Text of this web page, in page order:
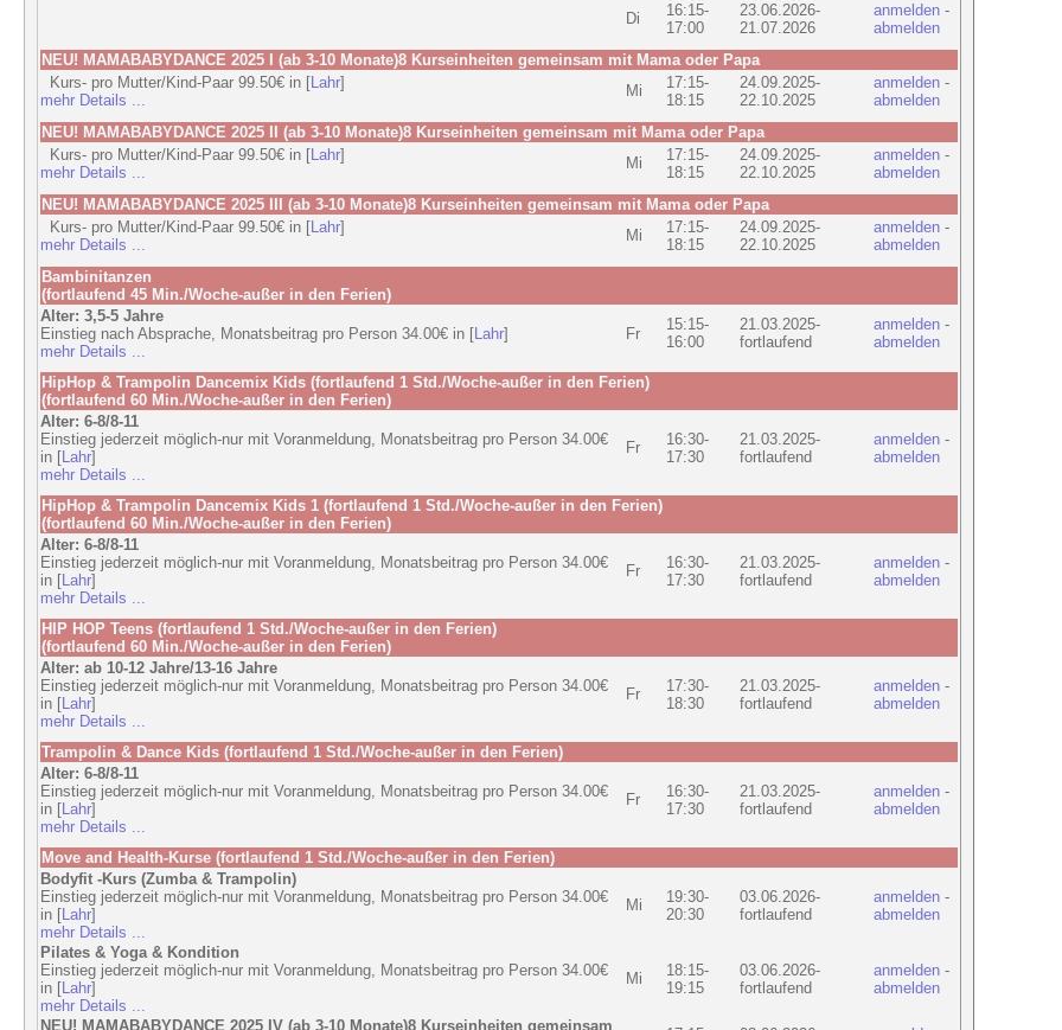
Di
16:15-
17:00
23.06.2026-
21.07.2026
anmelden -
abmelden
NEU! MAMABABYDANCE 2025 I (ab 3-10 Monate)8 Kurseinheiten gemeinsam mit Mama oder Papa
Kurs- pro Mutter/Kind-Paar 99.50€ in [Lahr]
mehr Details ...
Mi
17:15-
18:15
24.09.2025-
22.10.2025
anmelden -
abmelden
NEU! MAMABABYDANCE 2025 II (ab 3-10 Monate)8 Kurseinheiten gemeinsam mit Mama oder Papa
Kurs- pro Mutter/Kind-Paar 99.50€ in [Lahr]
mehr Details ...
Mi
17:15-
18:15
24.09.2025-
22.10.2025
anmelden -
abmelden
NEU! MAMABABYDANCE 2025 III (ab 3-10 Monate)8 Kurseinheiten gemeinsam mit Mama oder Papa
Kurs- pro Mutter/Kind-Paar 99.50€ in [Lahr]
mehr Details ...
Mi
17:15-
18:15
24.09.2025-
22.10.2025
anmelden -
abmelden
Bambinitanzen
(fortlaufend 45 Min./Woche-außer in den Ferien)
Alter: 3,5-5 Jahre
Einstieg nach Absprache, Monatsbeitrag pro Person 34.00€ in [Lahr]
mehr Details ...
Fr
15:15-
16:00
21.03.2025-
fortlaufend
anmelden -
abmelden
HipHop & Trampolin Dancemix Kids (fortlaufend 1 Std./Woche-außer in den Ferien)
(fortlaufend 60 Min./Woche-außer in den Ferien)
Alter: 6-8/8-11
Einstieg jederzeit möglich-nur mit Voranmeldung, Monatsbeitrag pro Person 34.00€
in [Lahr]
mehr Details ...
Fr
16:30-
17:30
21.03.2025-
fortlaufend
anmelden -
abmelden
HipHop & Trampolin Dancemix Kids 1 (fortlaufend 1 Std./Woche-außer in den Ferien)
(fortlaufend 60 Min./Woche-außer in den Ferien)
Alter: 6-8/8-11
Einstieg jederzeit möglich-nur mit Voranmeldung, Monatsbeitrag pro Person 34.00€
in [Lahr]
mehr Details ...
Fr
16:30-
17:30
21.03.2025-
fortlaufend
anmelden -
abmelden
HIP HOP Teens (fortlaufend 1 Std./Woche-außer in den Ferien)
(fortlaufend 60 Min./Woche-außer in den Ferien)
Alter: ab 10-12 Jahre/13-16 Jahre
Einstieg jederzeit möglich-nur mit Voranmeldung, Monatsbeitrag pro Person 34.00€
in [Lahr]
mehr Details ...
Fr
17:30-
18:30
21.03.2025-
fortlaufend
anmelden -
abmelden
Trampolin & Dance Kids (fortlaufend 1 Std./Woche-außer in den Ferien)
Alter: 6-8/8-11
Einstieg jederzeit möglich-nur mit Voranmeldung, Monatsbeitrag pro Person 34.00€
in [Lahr]
mehr Details ...
Fr
16:30-
17:30
21.03.2025-
fortlaufend
anmelden -
abmelden
Move and Health-Kurse (fortlaufend 1 Std./Woche-außer in den Ferien)
Bodyfit -Kurs (Zumba & Trampolin)
Einstieg jederzeit möglich-nur mit Voranmeldung, Monatsbeitrag pro Person 34.00€
in [Lahr]
mehr Details ...
Mi
19:30-
20:30
03.06.2026-
fortlaufend
anmelden -
abmelden
Pilates & Yoga & Kondition
Einstieg jederzeit möglich-nur mit Voranmeldung, Monatsbeitrag pro Person 34.00€
in [Lahr]
mehr Details ...
Mi
18:15-
19:15
03.06.2026-
fortlaufend
anmelden -
abmelden
NEU! MAMABABYDANCE 2025 IV (ab 3-10 Monate)8 Kurseinheiten gemeinsam